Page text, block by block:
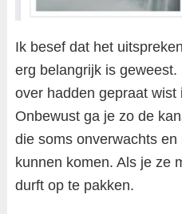
Ik besef dat het
erg belangrijk is
over hadden gepraat wist
Onbewust ga je zo de
die soms onverwachts
kunnen komen. Als je ze
durft op te pakken.